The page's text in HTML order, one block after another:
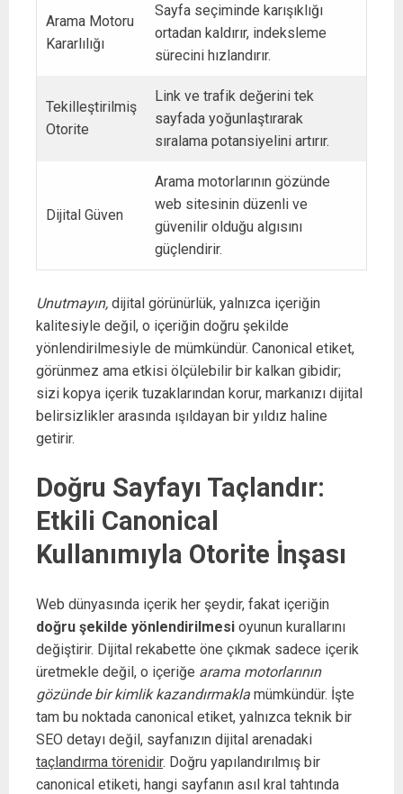
Arama Motoru
Kararlılığı
Sayfa seçiminde karışıklığı
ortadan kaldırır, indeksleme
sürecini hızlandırır.
Tekilleştirilmiş
Otorite
Link ve trafik değerini tek
sayfada yoğunlaştırarak
sıralama potansiyelini artırır.
Dijital Güven
Arama motorlarının gözünde
web sitesinin düzenli ve
güvenilir olduğu algısını
güçlendirir.
Unutmayın, dijital görünürlük, yalnızca içeriğin
kalitesiyle değil, o içeriğin doğru şekilde
yönlendirilmesiyle de mümkündür. Canonical etiket,
görünmez ama etkisi ölçülebilir bir kalkan gibidir;
sizi kopya içerik tuzaklarından korur, markanızı dijital
belirsizlikler arasında ışıldayan bir yıldız haline
getirir.
Doğru Sayfayı Taçlandır:
Etkili Canonical
Kullanımıyla Otorite İnşası
Web dünyasında içerik her şeydir, fakat içeriğin
doğru şekilde yönlendirilmesi oyunun kurallarını
değiştirir. Dijital rekabette öne çıkmak sadece içerik
üretmekle değil, o içeriğe arama motorlarının
gözünde bir kimlik kazandırmakla mümkündür. İşte
tam bu noktada canonical etiket, yalnızca teknik bir
SEO detayı değil, sayfanızın dijital arenadaki
taçlandırma törenidir. Doğru yapılandırılmış bir
canonical etiketi, hangi sayfanın asıl kral tahtında